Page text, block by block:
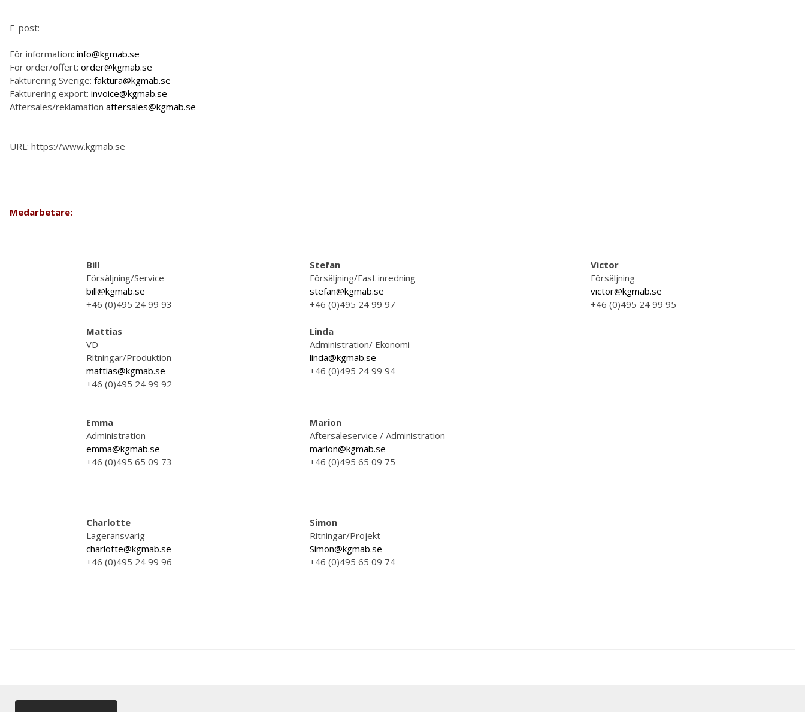
E-post:
För information: info@kgmab.se
För order/offert: order@kgmab.se
Fakturering Sverige: faktura@kgmab.se
Fakturering export: invoice@kgmab.se
Aftersales/reklamation aftersales@kgmab.se
URL: https://www.kgmab.se
Medarbetare:
Bill
Försäljning/Service
bill@kgmab.se
+46 (0)495 24 99 93
Stefan
Försäljning/Fast inredning
stefan@kgmab.se
+46 (0)495 24 99 97
Victor
Försäljning
victor@kgmab.se
+46 (0)495 24 99 95
Mattias
VD
Ritningar/Produktion
mattias@kgmab.se
+46 (0)495 24 99 92
Linda
Administration/ Ekonomi
linda@kgmab.se
+46 (0)495 24 99 94
Emma
Administration
emma@kgmab.se
+46 (0)495 65 09 73
Marion
Aftersaleservice / Administration
marion@kgmab.se
+46 (0)495 65 09 75
Charlotte
Lageransvarig
charlotte@kgmab.se
+46 (0)495 24 99 96
Simon
Ritningar/Projekt
Simon@kgmab.se
+46 (0)495 65 09 74